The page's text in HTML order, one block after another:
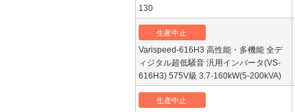
130
生産中止
Varispeed-616H3 高性能・多機能 全デ
ィジタル超低騒音 汎用インバータ(VS-
616H3) 575V級 3.7-160kW(5-200kVA)
生産中止